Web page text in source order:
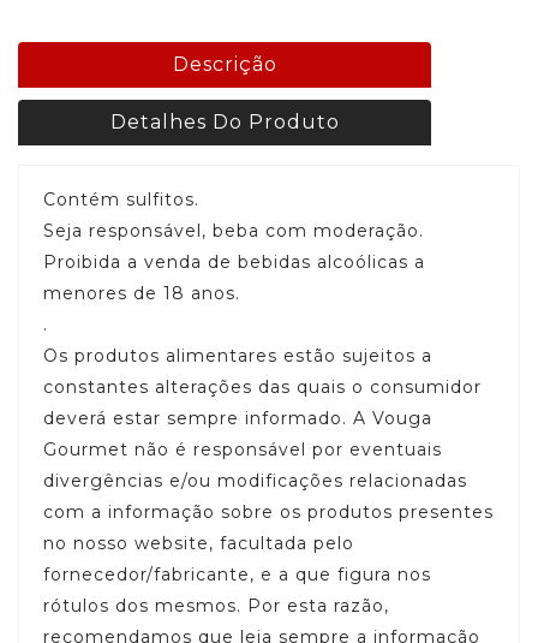
Descrição
Detalhes Do Produto
Contém sulfitos.
Seja responsável, beba com moderação.
Proibida a venda de bebidas alcoólicas a
menores de 18 anos.
.
Os produtos alimentares estão sujeitos a
constantes alterações das quais o consumidor
deverá estar sempre informado. A Vouga
Gourmet não é responsável por eventuais
divergências e/ou modificações relacionadas
com a informação sobre os produtos presentes
no nosso website, facultada pelo
fornecedor/fabricante, e a que figura nos
rótulos dos mesmos. Por esta razão,
recomendamos que leia sempre a informação